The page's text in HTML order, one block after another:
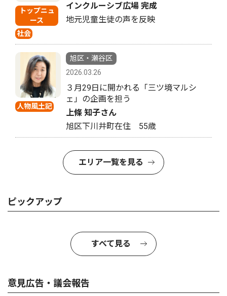
トップニュ
ース
社会
インクルーシブ広場 完成
地元児童生徒の声を反映
人物風土記
旭区・瀬谷区
2026.03.26
３月29日に開かれる「三ツ境マルシ
ェ」の企画を担う
上條 知子さん
旭区下川井町在住 55歳
エリア一覧を見る
ピックアップ
すべて見る
意見広告・議会報告